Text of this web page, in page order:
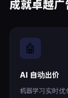
成就卓越广
🤖
AI 自动出价
机器学习实时优